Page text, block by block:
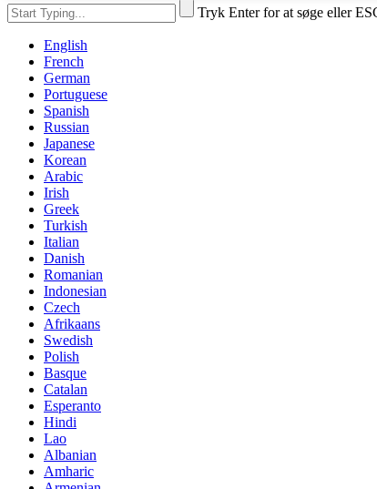
Tryk Enter for at søge eller
English
French
German
Portuguese
Spanish
Russian
Japanese
Korean
Arabic
Irish
Greek
Turkish
Italian
Danish
Romanian
Indonesian
Czech
Afrikaans
Swedish
Polish
Basque
Catalan
Esperanto
Hindi
Lao
Albanian
Amharic